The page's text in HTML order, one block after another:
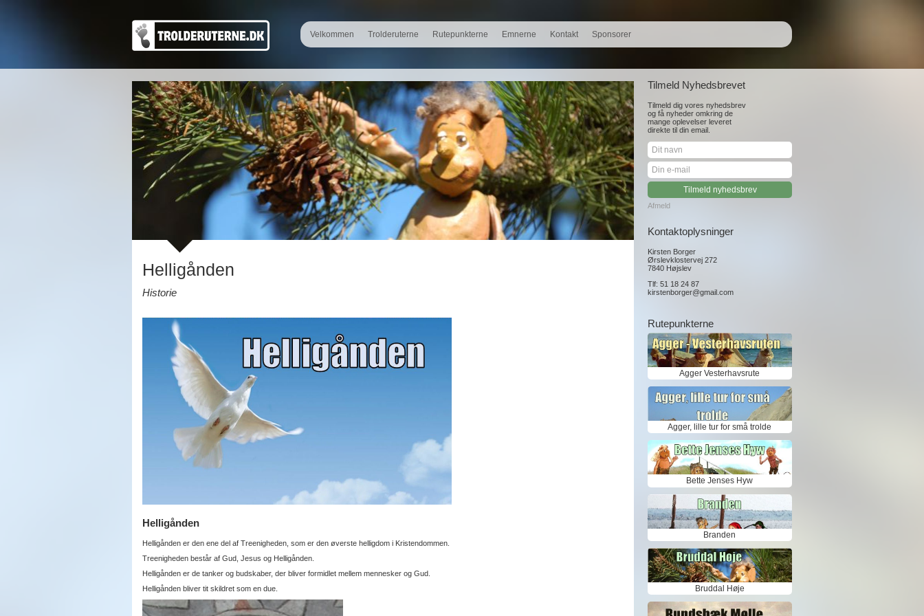
Helligånden
Historie
Helligånden
Helligånden er den ene del af Treenigheden, som er den øverste helligdom i Kristendommen.
Treenigheden består af Gud, Jesus og Helligånden.
Helligånden er de tanker og budskaber, der bliver formidlet mellem mennesker og Gud.
Helligånden bliver tit skildret som en due.
Velkommen Trolderuterne Rutepunkterne Emnerne Kontakt Sponsorer
Tilmeld Nyhedsbrevet
Tilmeld dig vores nyhedsbrev
og få nyheder omkring de
mange oplevelser leveret
direkte til din email.
Afmeld
Kontaktoplysninger
Kirsten Borger
Ørslevklostervej 272
7840 Højslev
Tlf: 51 18 24 87
kirstenborger@gmail.com
Rutepunkterne
Agger Vesterhavsrute
Agger, lille tur for små trolde
Bette Jenses Hyw
Branden
Bruddal Høje